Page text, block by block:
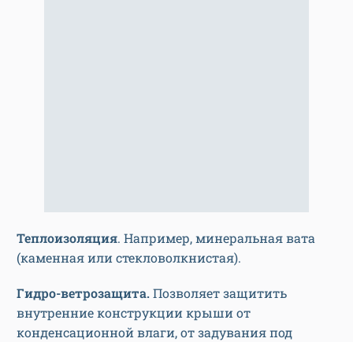
Теплоизоляция. Например, минеральная вата
(каменная или стекловолкнистая).
Гидро-ветрозащита.Позволяет защитить
внутренние конструкции крыши от
конденсационной влаги, от задувания под